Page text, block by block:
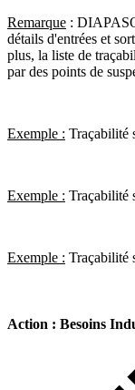
Remarque :
détails d'entrées et
plus, la liste de
par des points de
Exemple : Traçabilité
Exemple : Traçabilité
Exemple : Traçabilité
Action : Besoins